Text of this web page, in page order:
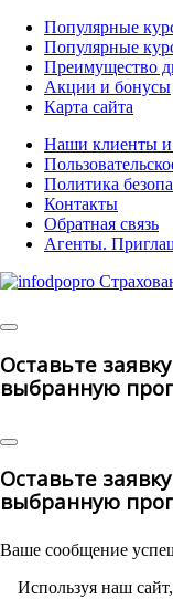
Популярные
Популярные
Преимущество
Акции и бонусы
Карта сайта
Наши клиенты и
Политика
Контакты
Обратная связь
Агенты.
Оставьте
выбранную
Оставьте
выбранную
Ваше сообщение
Используя наш